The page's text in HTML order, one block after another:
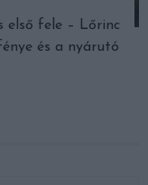
első fele – Lőrinc
és a nyárutó